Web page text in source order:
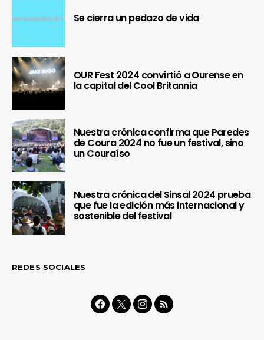
Se cierra un pedazo de vida
OUR Fest 2024 convirtió a Ourense en
la capital del Cool Britannia
Nuestra crónica confirma que Paredes
de Coura 2024 no fue un festival, sino
un Couraíso
Nuestra crónica del Sinsal 2024 prueba
que fue la edición más internacional y
sostenible del festival
REDES SOCIALES